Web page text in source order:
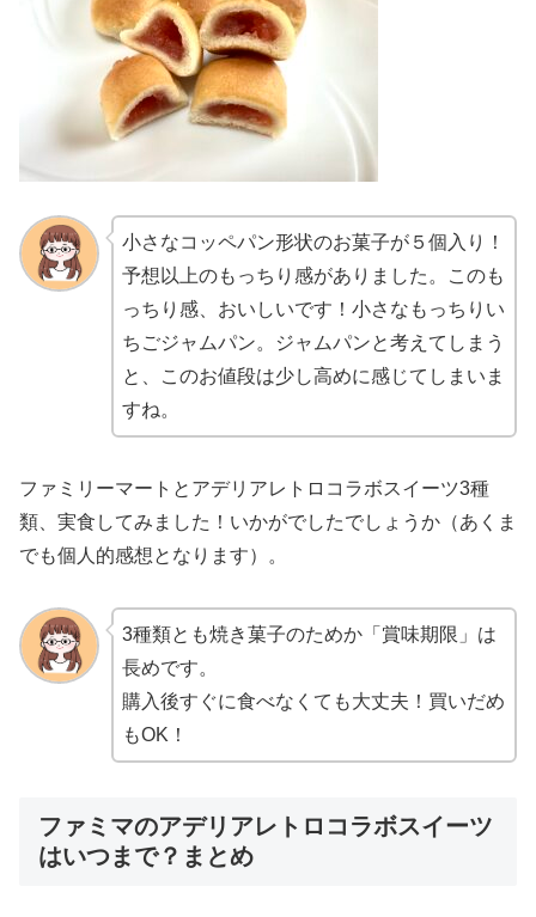
小さなコッペパン形状のお菓子が５個入り！
予想以上のもっちり感がありました。このも
っちり感、おいしいです！小さなもっちりい
ちごジャムパン。ジャムパンと考えてしまう
と、このお値段は少し高めに感じてしまいま
すね。
ファミリーマートとアデリアレトロコラボスイーツ3種
類、実食してみました！いかがでしたでしょうか（あくま
でも個人的感想となります）。
3種類とも焼き菓子のためか「賞味期限」は
長めです。
購入後すぐに食べなくても大丈夫！買いだめ
もOK！
ファミマのアデリアレトロコラボスイーツ
はいつまで？まとめ